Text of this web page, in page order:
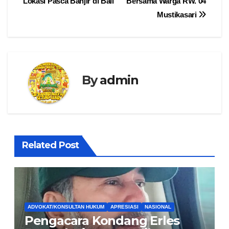
Mustikasari
Byadmin
Related Post
ADVOKAT/KONSULTAN HUKUM APRESIASI NASIONAL
Pengacara Kondang Erles